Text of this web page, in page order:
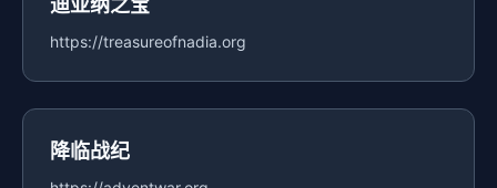
迪亚纳之宝
https://treasureofnadia.org
降临战纪